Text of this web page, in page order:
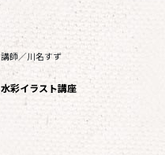
講師／川名すず
水彩イラスト講座